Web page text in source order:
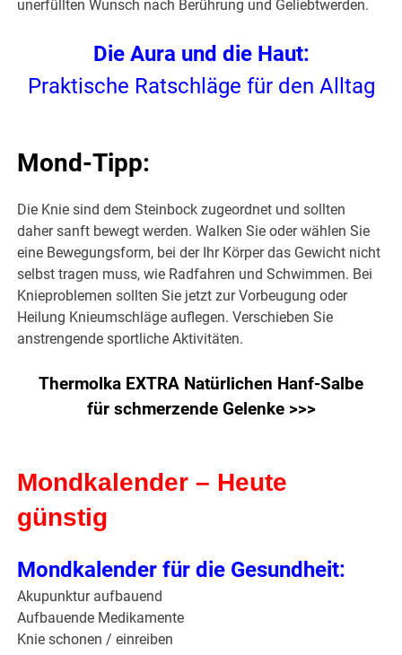
unerfüllten Wunsch nach Berührung und Geliebtwerden.
Die Aura und die Haut:
Praktische Ratschläge für den Alltag
Mond-Tipp:
Die Knie sind dem Steinbock zugeordnet und sollten
daher sanft bewegt werden. Walken Sie oder wählen Sie
eine Bewegungsform, bei der Ihr Körper das Gewicht nicht
selbst tragen muss, wie Radfahren und Schwimmen. Bei
Knieproblemen sollten Sie jetzt zur Vorbeugung oder
Heilung Knieumschläge auflegen. Verschieben Sie
anstrengende sportliche Aktivitäten.
Thermolka EXTRA Natürlichen Hanf-Salbe
für schmerzende Gelenke >>>
Mondkalender – Heute
günstig
Mondkalender für die Gesundheit:
Akupunktur aufbauend
Aufbauende Medikamente
Knie schonen / einreiben